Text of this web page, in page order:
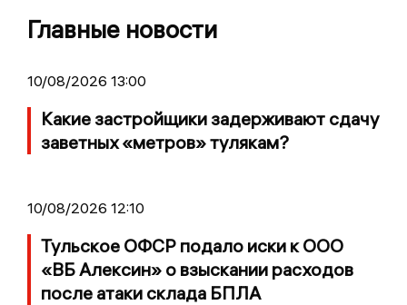
Главные новости
10/08/2026 13:00
Какие застройщики задерживают сдачу
заветных «метров» тулякам?
10/08/2026 12:10
Тульское ОФСР подало иски к ООО
«ВБ Алексин» о взыскании расходов
после атаки склада БПЛА